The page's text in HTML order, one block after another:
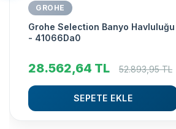
GROHE
Grohe Selection Banyo Havluluğu
- 41066Da0
28.562,64 TL 52.893,95TL
SEPETE EKLE